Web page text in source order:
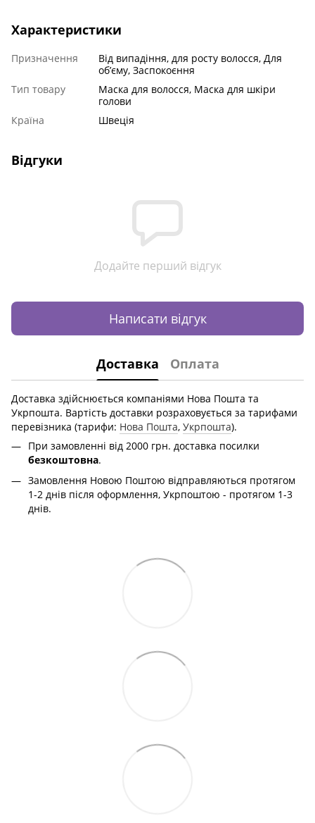
Характеристики
Призначення
Від випадіння, для росту волосся, Для
обʼєму, Заспокоєння
Тип товару
Маска для волосся, Маска для шкіри
голови
Країна
Швеція
Відгуки
Додайте перший відгук
Написати відгук
Доставка Оплата
Доставка здійснюється компаніями Нова Пошта та
Укрпошта. Вартість доставки розраховується за тарифами
перевізника (тарифи: Нова Пошта, Укрпошта).
При замовленні від 2000 грн. доставка посилки
безкоштовна.
Замовлення Новою Поштою відправляються протягом
1-2 днів після оформлення, Укрпоштою - протягом 1-3
днів.